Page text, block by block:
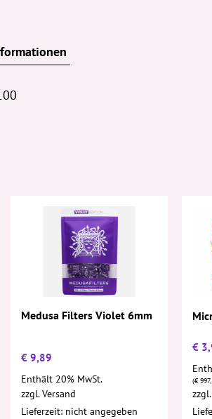
Medusa Filters Violet 6mm
€ 9,89
Enthält 20% MwSt.
zzgl.Versand
Lieferzeit: nicht angegeben
€
(€
zzgl.